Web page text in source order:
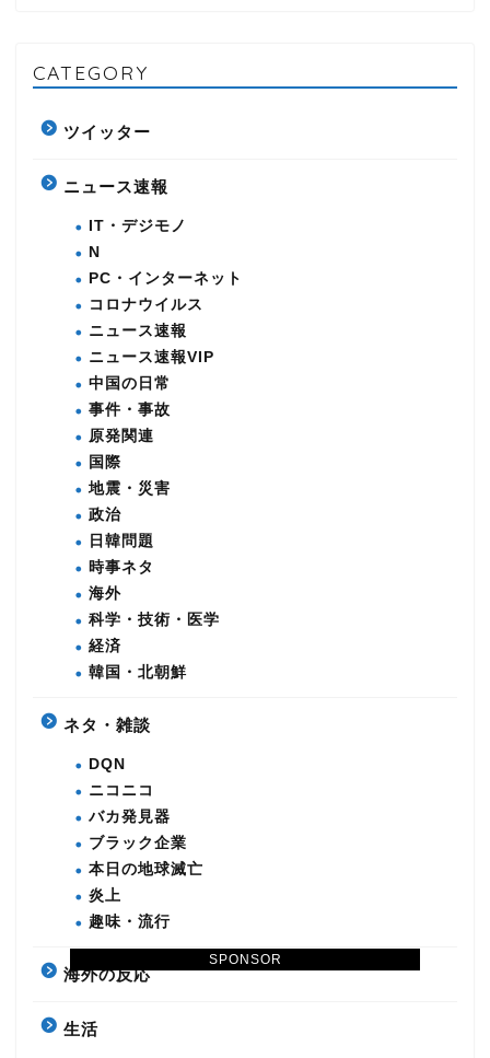
SPONSOR
CATEGORY
ツイッター
ニュース速報
IT・デジモノ
N
PC・インターネット
コロナウイルス
ニュース速報
ニュース速報VIP
中国の日常
事件・事故
原発関連
国際
地震・災害
政治
日韓問題
時事ネタ
海外
科学・技術・医学
経済
韓国・北朝鮮
ネタ・雑談
DQN
ニコニコ
バカ発見器
ブラック企業
本日の地球滅亡
炎上
趣味・流行
海外の反応
生活